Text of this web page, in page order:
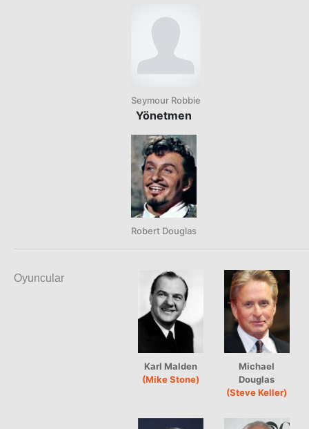
Seymour Robbie
Yönetmen
Robert Douglas
Oyuncular
Karl Malden
(Mike Stone)
Michael
Douglas
(Steve Keller)